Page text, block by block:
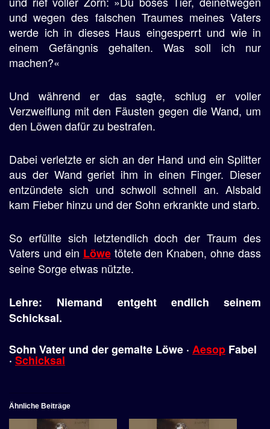
und wegen des falschen Traumes meines Vaters
werde ich in dieses Haus eingesperrt und wie in
einem Gefängnis gehalten. Was soll ich nur
machen?«
Und während er das sagte, schlug er voller
Verzweiflung mit den Fäusten gegen die Wand, um
den Löwen dafür zu bestrafen.
Dabei verletzte er sich an der Hand und ein Splitter
aus der Wand geriet ihm in einen Finger. Dieser
entzündete sich und schwoll schnell an. Alsbald
kam Fieber hinzu und der Sohn erkrankte und starb.
So erfüllte sich letztendlich doch der Traum des
Vaters und ein Löwetötete den Knaben, ohne dass
seine Sorge etwas nützte.
Lehre: Niemand entgeht endlich seinem
Schicksal.
Sohn Vater und der gemalte Löwe · Aesop Fabel
· Schicksal
Ähnliche Beiträge